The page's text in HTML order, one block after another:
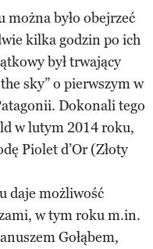
można było obejrzeć
kilka godzin po ich
był trwający
sky” o pierwszym w
Dokonali tego
w lutym 2014 roku,
Piolet d’Or (Złoty
daje możliwość
w tym roku m.in.
Gołąbem,